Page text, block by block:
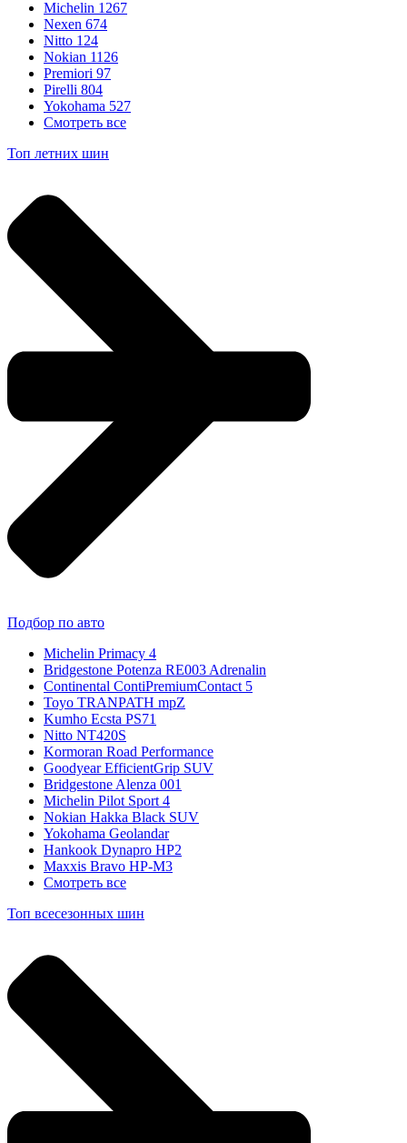
Michelin 1267
Nexen 674
Nitto 124
Nokian 1126
Premiori 97
Pirelli 804
Yokohama 527
Смотреть все
Топ летних шин
Подбор по авто
Michelin Primacy 4
Bridgestone Potenza RE003 Adrenalin
Continental ContiPremiumContact 5
Toyo TRANPATH mpZ
Kumho Ecsta PS71
Nitto NT420S
Kormoran Road Performance
Goodyear EfficientGrip SUV
Bridgestone Alenza 001
Michelin Pilot Sport 4
Nokian Hakka Black SUV
Yokohama Geolandar
Hankook Dynapro HP2
Maxxis Bravo HP-M3
Смотреть все
Топ всесезонных шин